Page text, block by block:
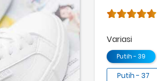
Variasi
Putih - 39
Putih - 37